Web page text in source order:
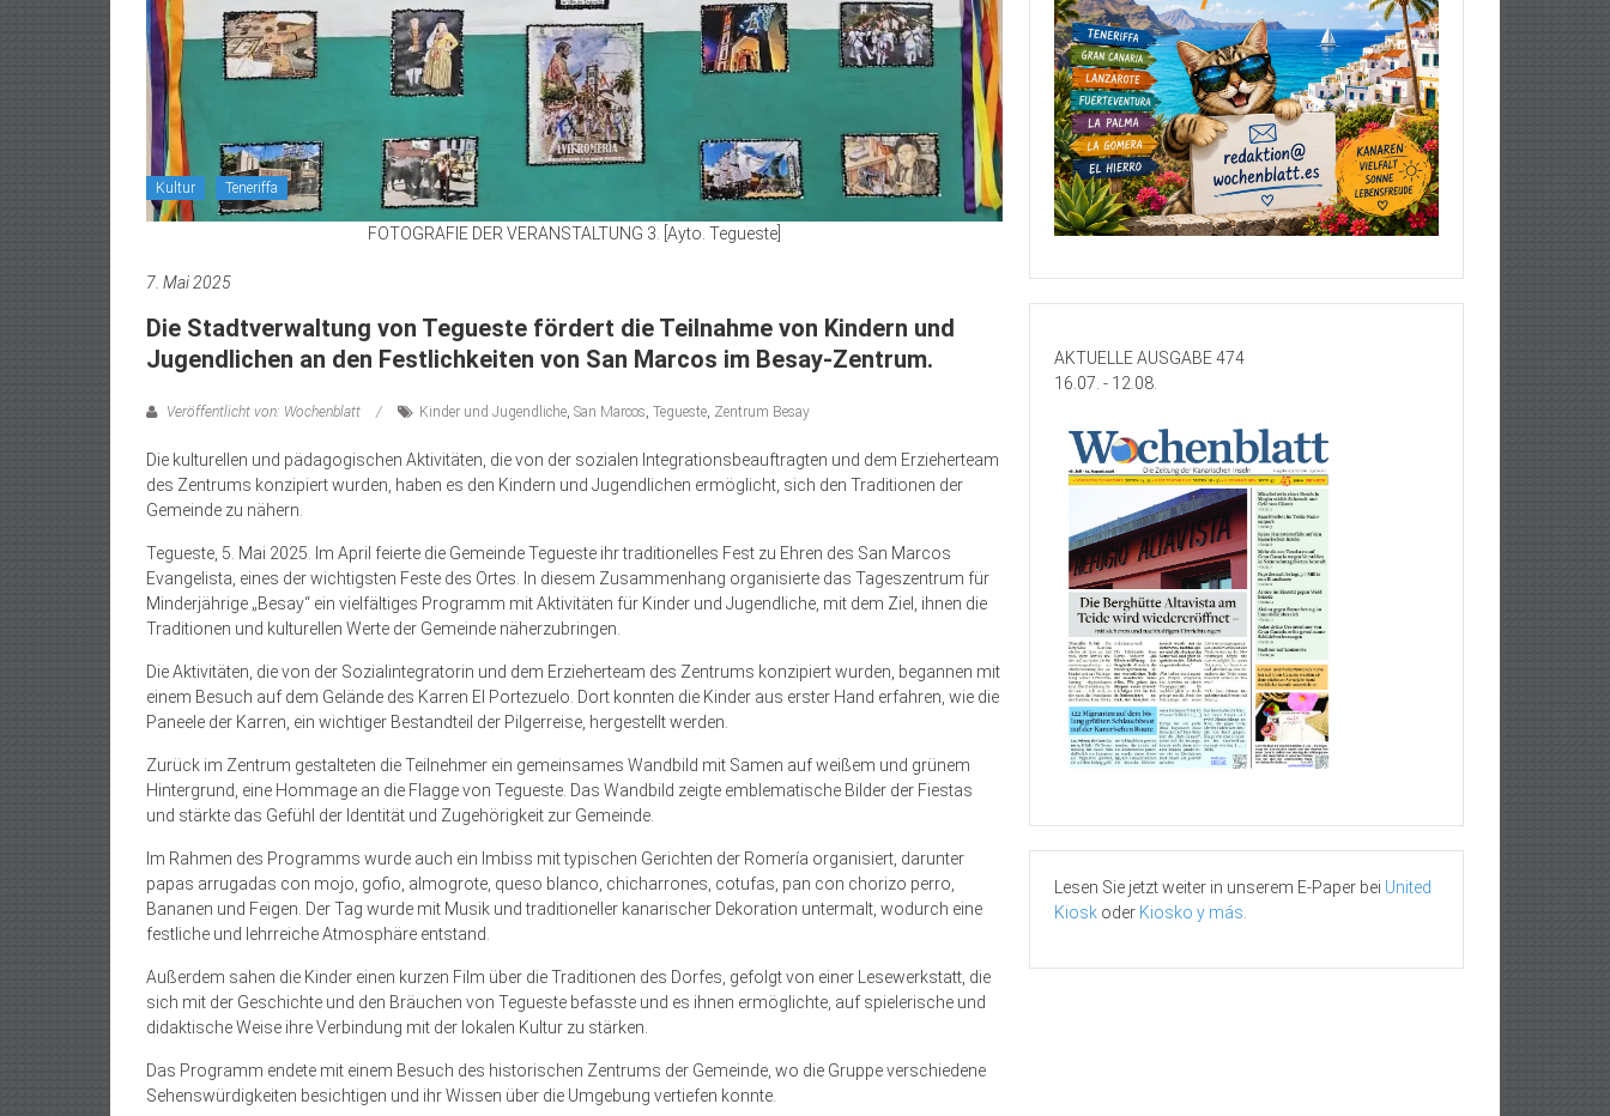
Kultur Teneriffa
FOTOGRAFIE DER VERANSTALTUNG 3. [Ayto. Tegueste]
7. Mai 2025
Die Stadtverwaltung von Tegueste fördert die Teilnahme von Kindern und
Jugendlichen an den Festlichkeiten von San Marcos im Besay-Zentrum.
Veröffentlicht von: Wochenblatt Kinder und Jugendliche, San Marcos, Tegueste, Zentrum Besay
Die kulturellen und pädagogischen Aktivitäten, die von der sozialen Integrationsbeauftragten und dem Erzieherteam
des Zentrums konzipiert wurden, haben es den Kindern und Jugendlichen ermöglicht, sich den Traditionen der
Gemeinde zu nähern.
Tegueste, 5. Mai 2025. Im April feierte die Gemeinde Tegueste ihr traditionelles Fest zu Ehren des San Marcos
Evangelista, eines der wichtigsten Feste des Ortes. In diesem Zusammenhang organisierte das Tageszentrum für
Minderjährige „Besay“ ein vielfältiges Programm mit Aktivitäten für Kinder und Jugendliche, mit dem Ziel, ihnen die
Traditionen und kulturellen Werte der Gemeinde näherzubringen.
Die Aktivitäten, die von der Sozialintegratorin und dem Erzieherteam des Zentrums konzipiert wurden, begannen mit
einem Besuch auf dem Gelände des Karren El Portezuelo. Dort konnten die Kinder aus erster Hand erfahren, wie die
Paneele der Karren, ein wichtiger Bestandteil der Pilgerreise, hergestellt werden.
Zurück im Zentrum gestalteten die Teilnehmer ein gemeinsames Wandbild mit Samen auf weißem und grünem
Hintergrund, eine Hommage an die Flagge von Tegueste. Das Wandbild zeigte emblematische Bilder der Fiestas
und stärkte das Gefühl der Identität und Zugehörigkeit zur Gemeinde.
Im Rahmen des Programms wurde auch ein Imbiss mit typischen Gerichten der Romería organisiert, darunter
papas arrugadas con mojo, gofio, almogrote, queso blanco, chicharrones, cotufas, pan con chorizo perro,
Bananen und Feigen. Der Tag wurde mit Musik und traditioneller kanarischer Dekoration untermalt, wodurch eine
festliche und lehrreiche Atmosphäre entstand.
Außerdem sahen die Kinder einen kurzen Film über die Traditionen des Dorfes, gefolgt von einer Lesewerkstatt, die
sich mit der Geschichte und den Bräuchen von Tegueste befasste und es ihnen ermöglichte, auf spielerische und
didaktische Weise ihre Verbindung mit der lokalen Kultur zu stärken.
Das Programm endete mit einem Besuch des historischen Zentrums der Gemeinde, wo die Gruppe verschiedene
Sehenswürdigkeiten besichtigen und ihr Wissen über die Umgebung vertiefen konnte.
AKTUELLE AUSGABE 474
16.07. - 12.08.
Lesen Sie jetzt weiter in unserem E-Paper bei United
Kiosk oder Kiosko y más